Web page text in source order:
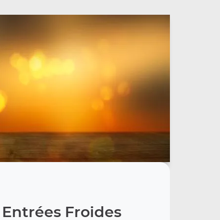
Froides